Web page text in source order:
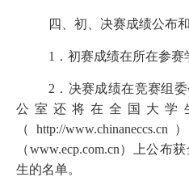
四、初、决赛成绩公布
1．初赛成绩在所在参赛
2．决赛成绩在竞赛组
公室还将在全国大学
（http://
（www.ecp.com.cn）上公布
生的名单。